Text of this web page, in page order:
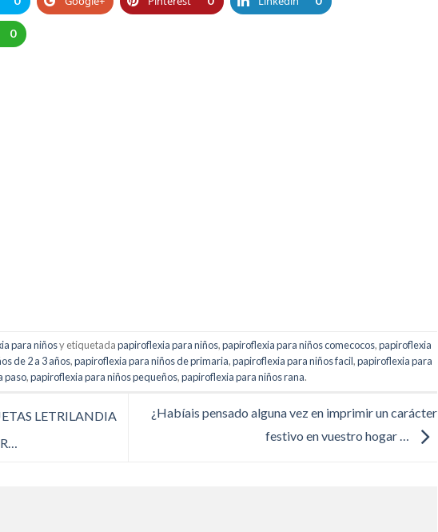
0
para niñosy etiquetadapapiroflexia para niños,papiroflexia para niños comecocos,papiroflexia
de 2 a 3 años,papiroflexia para niños de primaria,papiroflexia para niños facil,papiroflexia para
paso,papiroflexia para niños pequeños,papiroflexia para niños rana.
LETRILANDIA
¿Habíais pensado alguna vez en imprimir un carácter
festivo en vuestro hogar …